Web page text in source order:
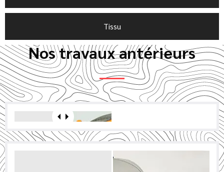
Tissu
Nos travaux antérieurs